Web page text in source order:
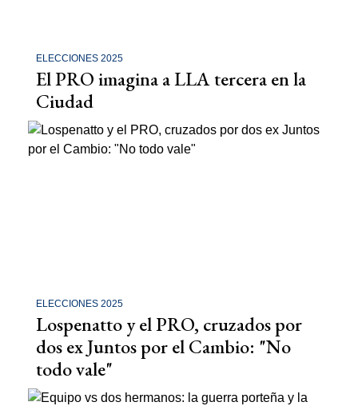
ELECCIONES 2025
El PRO imagina a LLA tercera en la
Ciudad
ELECCIONES 2025
Lospenatto y el PRO, cruzados por
dos ex Juntos por el Cambio: "No
todo vale"